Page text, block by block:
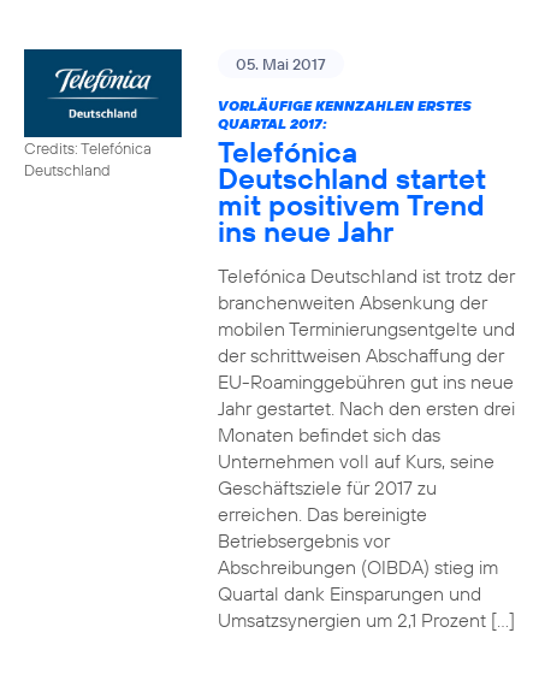
Credits: Telefónica
Deutschland
05. Mai 2017
VORLÄUFIGE KENNZAHLEN ERSTES
QUARTAL 2017:
Telefónica
Deutschland startet
mit positivem Trend
ins neue Jahr
Telefónica Deutschland ist trotz der
branchenweiten Absenkung der
mobilen Terminierungsentgelte und
der schrittweisen Abschaffung der
EU-Roaminggebühren gut ins neue
Jahr gestartet. Nach den ersten drei
Monaten befindet sich das
Unternehmen voll auf Kurs, seine
Geschäftsziele für 2017 zu
erreichen. Das bereinigte
Betriebsergebnis vor
Abschreibungen (OIBDA) stieg im
Quartal dank Einsparungen und
Umsatzsynergien um 2,1 Prozent […]